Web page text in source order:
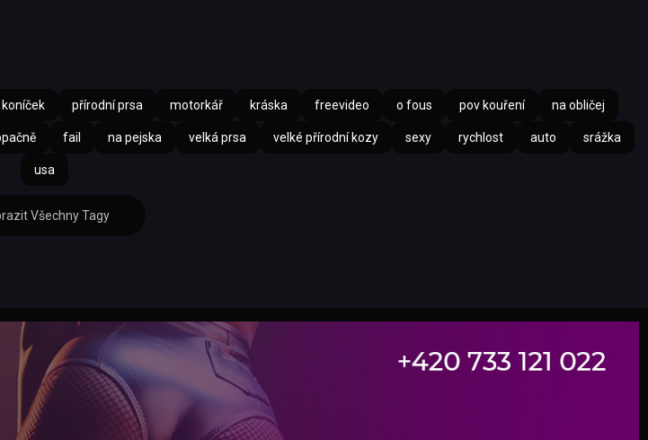
koníček přírodní prsa motorkář kráska freevideo o fous pov kouření na obličej
fail na pejska velká prsa velké přírodní kozy sexy rychlost auto srážka
usa
Všechny Tagy